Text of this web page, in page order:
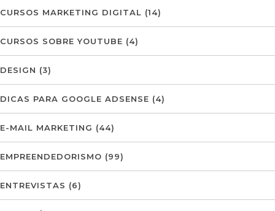
CURSOS MARKETING DIGITAL (14)
CURSOS SOBRE YOUTUBE (4)
DESIGN (3)
DICAS PARA GOOGLE ADSENSE (4)
E-MAIL MARKETING (44)
EMPREENDEDORISMO (99)
ENTREVISTAS (6)